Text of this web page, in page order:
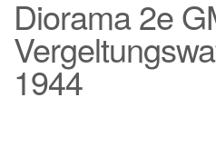
Diorama 2e
1944